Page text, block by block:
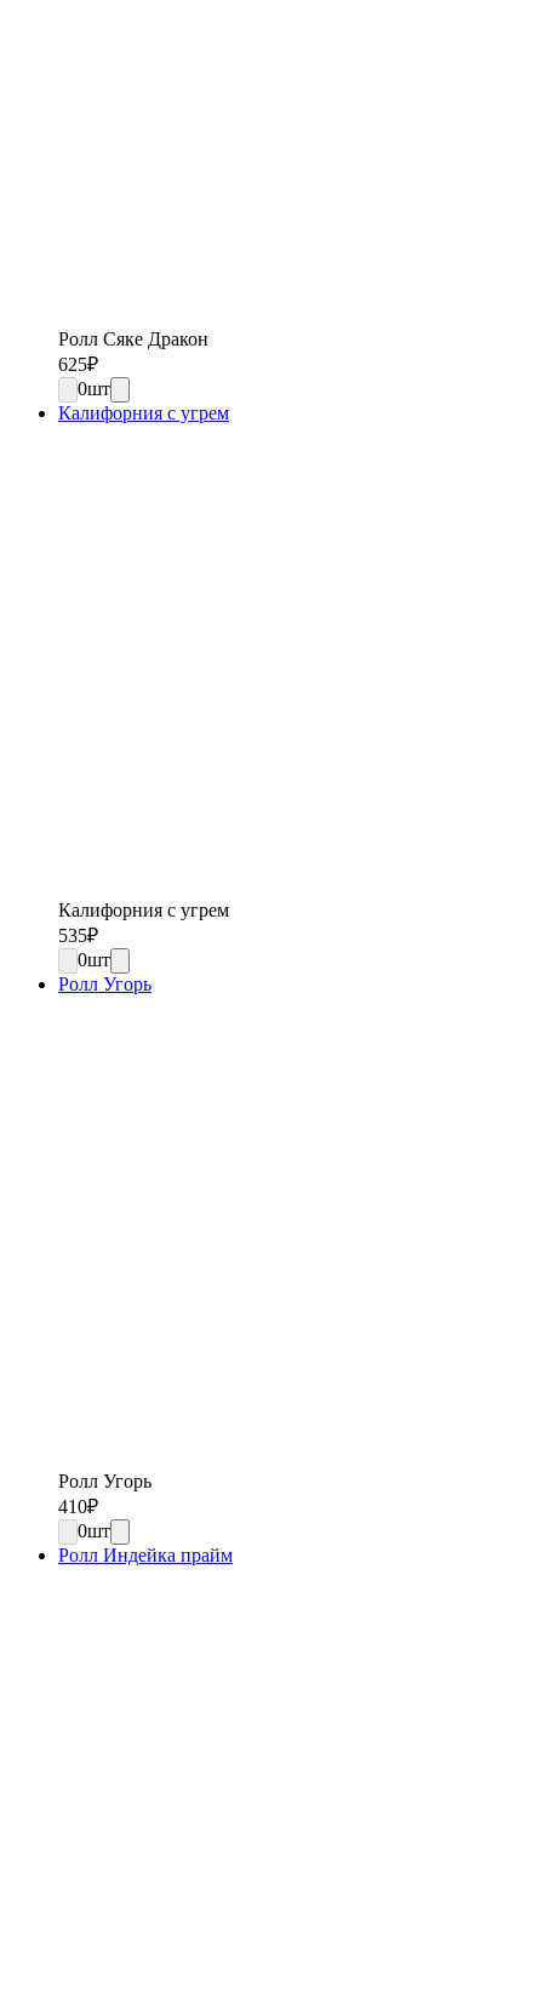
Ролл Сяке Дракон
625₽
0шт
Калифорния с угрем
Калифорния с угрем
535₽
0шт
Ролл Угорь
Ролл Угорь
410₽
0шт
Ролл Индейка прайм